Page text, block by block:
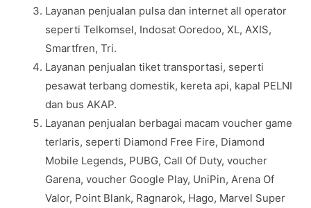
Layanan penjualan pulsa dan internet all operator
seperti Telkomsel, Indosat Ooredoo, XL, AXIS,
Smartfren, Tri.
Layanan penjualan tiket transportasi, seperti
pesawat terbang domestik, kereta api, kapal PELNI
dan bus AKAP.
Layanan penjualan berbagai macam voucher game
terlaris, seperti Diamond Free Fire, Diamond
Mobile Legends, PUBG, Call Of Duty, voucher
Garena, voucher Google Play, UniPin, Arena Of
Valor, Point Blank, Ragnarok, Hago, Marvel Super